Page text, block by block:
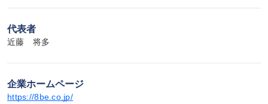
代表者
近藤　将多
企業ホームページ
https://8be.co.jp/